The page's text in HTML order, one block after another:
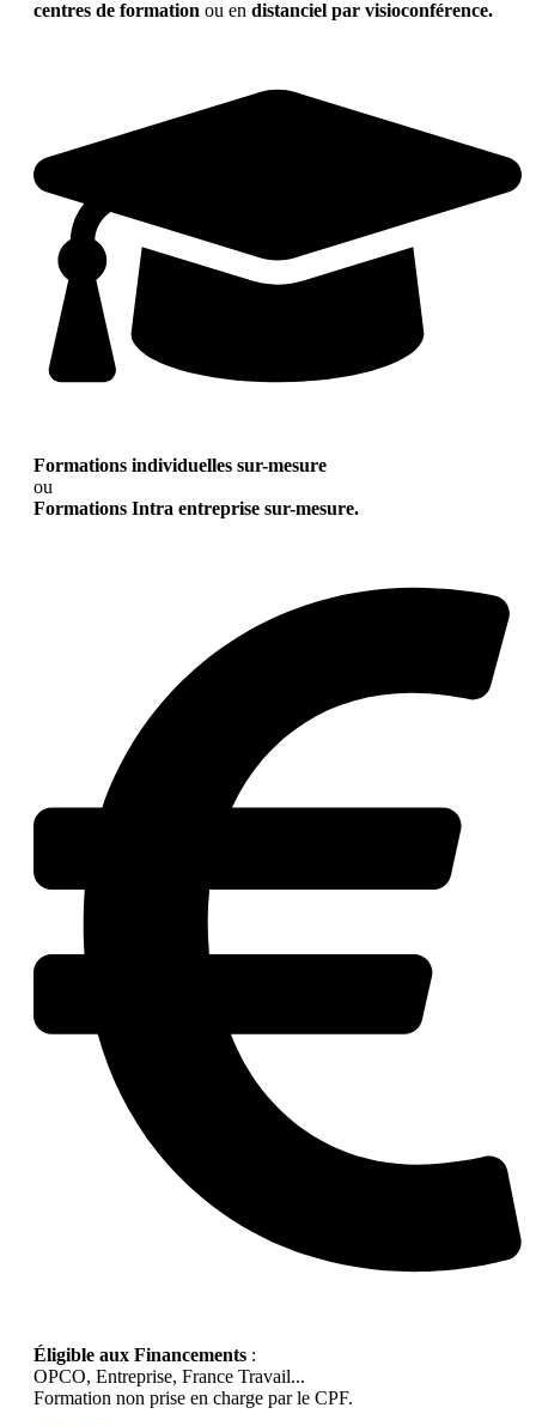
centres de formation ou en distanciel par visioconférence.
Formations individuelles sur-mesure
ou
Formations Intra entreprise sur-mesure.
Éligible aux Financements :
OPCO, Entreprise, France Travail...
Formation non prise en charge par le CPF.